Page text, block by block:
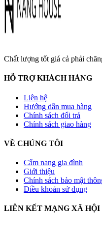
Chất lượng tốt giá cả phải
HỖ TRỢ KHÁCH HÀNG
Liên hệ
Hướng dẫn mua hàng
Chính sách đổi trả
Chính sách giao hàng
VỀ CHÚNG TÔI
Cẩm nang gia đình
Giới thiệu
Chính sách bảo mật
Điều khoản sử dụng
LIÊN KẾT MẠNG XÃ HỘI